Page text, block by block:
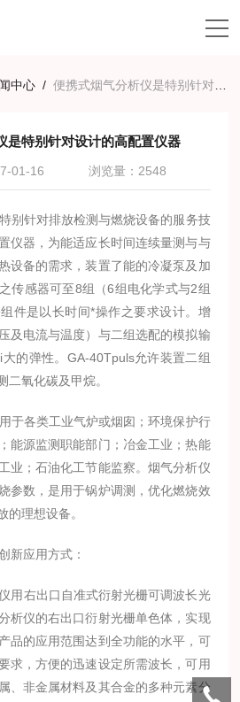
中心 /便携式烟气分析仪是特别针对设计的高配置仪器
是特别针对设计的高配置仪器
01-16 浏览量：2548
别针对排放检测与燃烧设备的服务技
仪器，为能适应长时间连续量测与与
设备的需求，装置了能的冷凝泵及加
传感器可至8组（6组电化学式与2组
件是以长时间*操作之要求设计。增
及电流与温度）与二组选配的模拟输
的弹性。GA-40Tpuls允许装置二组
二氧化碳及甲烷。
于各类工业气炉或烟囱；环境保护行
能源监测职能部门；冶金工业；热能
业；石油化工节能监察。烟气分析仪
参数，是用于锅炉调测，优化燃烧效
的理想设备。
新应用方式：
用右出口自准式衍射光栅可调波长光
析仪的右出口衍射光栅单色体，实现
品的应用范围达到全功能的水平，可
求，方便的迅速设定所需波长，可用
、非金属材料及其合金的多种元素分